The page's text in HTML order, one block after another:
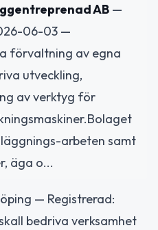
AB —
06-03 —
förvaltning av egna
utveckling,
av verktyg för
arbeten samt
äga o...
— Registrerad:
bedriva verksamhet